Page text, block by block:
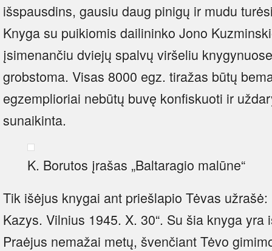
išspausdins, gausiu daug pinigų ir mudu
Knyga su puikiomis dailininko Jono
įsimenančiu dviejų spalvų viršeliu
grobstoma. Visas 8000 egz. tiražas būtų
egzemplioriai nebūtų buvę konfiskuoti ir
sunaikinta.
K. Borutos įrašas „Baltaragio malūne“
Tik išėjus knygai ant priešlapio Tėvas užrašė:
Kazys. Vilnius 1945. X. 30“. Su šia knyga
Praėjus nemažai metų, švenčiant Tėvo